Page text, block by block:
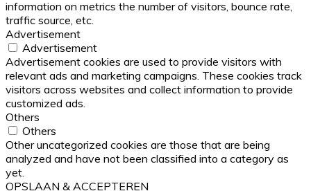
information on metrics the number of visitors, bounce rate,
traffic source, etc.
Advertisement
Advertisement
Advertisement cookies are used to provide visitors with
relevant ads and marketing campaigns. These cookies track
visitors across websites and collect information to provide
customized ads.
Others
Others
Other uncategorized cookies are those that are being
analyzed and have not been classified into a category as
yet.
OPSLAAN & ACCEPTEREN